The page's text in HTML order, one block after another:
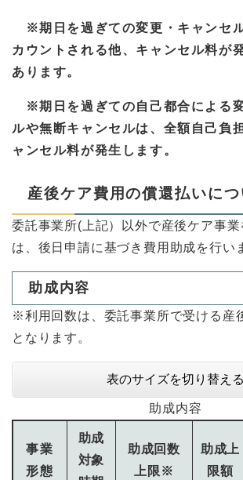
※期日を過ぎての変更・キャンセ
カウントされる他、キャンセル料が
あります。
※期日を過ぎての自己都合による
ルや無断キャンセルは、全額自己負
ャンセル料が発生します。
産後ケア費用の償還払いにつ
委託事業所(上記）以外で産後ケア事業
は、後日申請に基づき費用助成を行い
助成内容
※利用回数は、委託事業所で受ける産
となります。
表のサイズを切り替える
助成内容
事業
形態
助成
対象
助成回数
上限※
助成上
限額